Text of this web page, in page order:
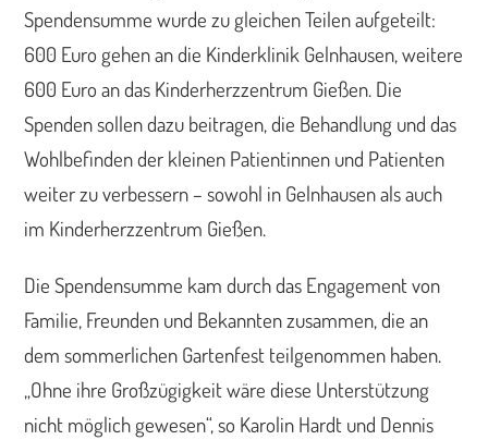
Spendensumme wurde zu gleichen Teilen aufgeteilt:
600 Euro gehen an die Kinderklinik Gelnhausen, weitere
600 Euro an das Kinderherzzentrum Gießen. Die
Spenden sollen dazu beitragen, die Behandlung und das
Wohlbefinden der kleinen Patientinnen und Patienten
weiter zu verbessern – sowohl in Gelnhausen als auch
im Kinderherzzentrum Gießen.
Die Spendensumme kam durch das Engagement von
Familie, Freunden und Bekannten zusammen, die an
dem sommerlichen Gartenfest teilgenommen haben.
„Ohne ihre Großzügigkeit wäre diese Unterstützung
nicht möglich gewesen“, so Karolin Hardt und Dennis